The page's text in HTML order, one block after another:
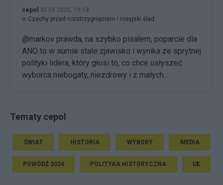
cepol 30.09.2025, 19:18
w Czechy przed rozstrzygnięciem i rosyjski ślad
@markov prawda, na szybko pisałem, poparcie dla
ANO to w sumie stałe zjawisko i wynika ze sprytnej
polityki lidera, który głosi to, co chce usłyszeć
wyborca niebogaty, niezdrowy i z małych...
Tematy cepol
ŚWIAT HISTORIA WYBORY MEDIA
POWÓDŹ 2024 POLITYKA HISTORYCZNA UE